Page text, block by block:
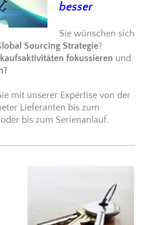
besser
Sie wünschen sich
Sourcing Strategie?
fokussieren und
mit unserer Expertise von der
Lieferanten bis zum
bis zum Serienanlauf.